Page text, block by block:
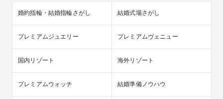
婚約指輪・結婚指輪さがし 結婚式場さがし
プレミアムジュエリー プレミアムヴェニュー
国内リゾート 海外リゾート
プレミアムウォッチ 結婚準備ノウハウ